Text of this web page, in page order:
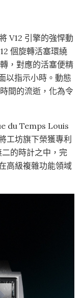
V12 引擎的強悍動
個旋轉活塞環繞
，對應的活塞便精
以指示小時。動態
間的流逝，化為令
du Temps Louis
工坊旗下榮獲專利
的時計之中，完
高級複雜功能領域